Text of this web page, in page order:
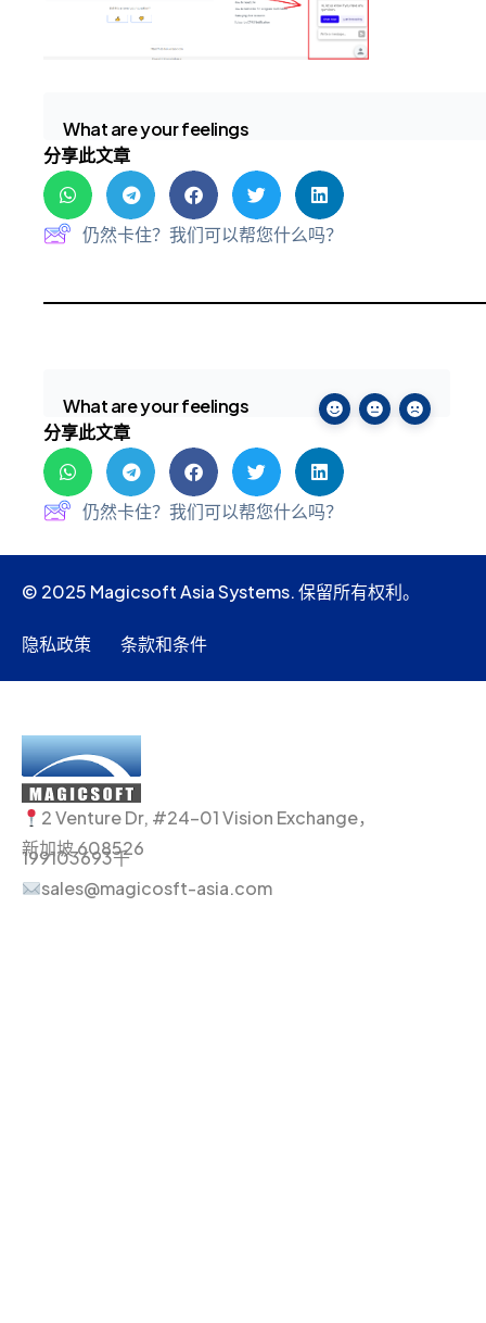
What are your feelings
分享此文章
仍然卡住？我们可以帮您什么吗？
What are your feelings
分享此文章
仍然卡住？我们可以帮您什么吗？
© 2025 Magicsoft Asia Systems. 保留所有权利。
隐私政策 条款和条件
2 Venture Dr, #24-01 Vision Exchange，
新加坡 608526
199103693千
sales@magicosft-asia.com